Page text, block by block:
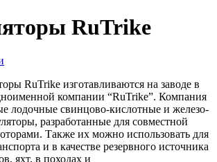
RuTrike
RuTrike изготавливаются на заводе в
компании “RuTrike”. Компания
лодочные свинцово-кислотные и железо-
разработанные для совместной
Также их можно использовать для
и в качестве резервного источника
яхт, в походах и